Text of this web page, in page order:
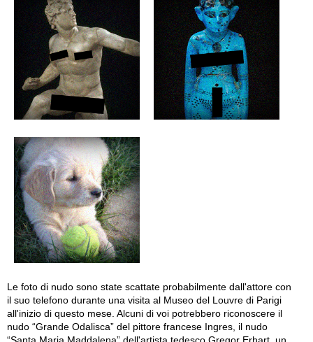
Le foto di nudo sono state scattate probabilmente dall'attore con
il suo telefono durante una visita al Museo del Louvre di Parigi
all'inizio di questo mese. Alcuni di voi potrebbero riconoscere il
nudo “Grande Odalisca” del pittore francese Ingres, il nudo